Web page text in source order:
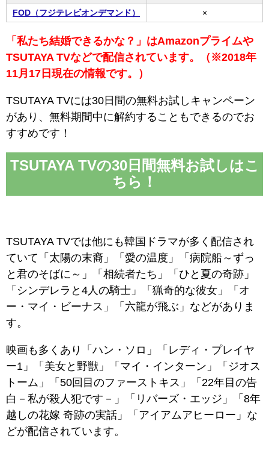
FOD（フジテレビオンデマンド）
×
「私たち結婚できるかな？」はAmazonプライムや
TSUTAYA TVなどで配信されています。（※2018年
11月17日現在の情報です。）
TSUTAYA TVには30日間の無料お試しキャンペーン
があり、無料期間中に解約することもできるのでお
すすめです！
TSUTAYA TVの30日間無料お試しはこ
ちら！
TSUTAYA TVでは他にも韓国ドラマが多く配信され
ていて「太陽の末裔」「愛の温度」「病院船～ずっ
と君のそばに～」「相続者たち」「ひと夏の奇跡」
「シンデレラと4人の騎士」「猟奇的な彼女」「オ
ー・マイ・ビーナス」「六龍が飛ぶ」などがありま
す。
映画も多くあり「ハン・ソロ」「レディ・プレイヤ
ー1」「美女と野獣」「マイ・インターン」「ジオス
トーム」「50回目のファーストキス」「22年目の告
白－私が殺人犯です－」「リバーズ・エッジ」「8年
越しの花嫁 奇跡の実話」「アイアムアヒーロー」な
どが配信されています。